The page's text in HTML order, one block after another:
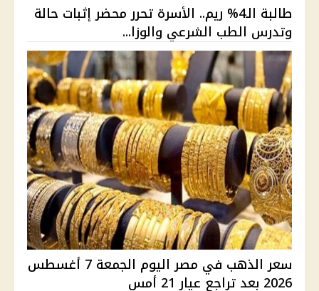
طالبة الـ4% ريم.. الأسرة تحرر محضر إثبات حالة
وتدرس الطب الشرعي والوزا...
سعر الذهب في مصر اليوم الجمعة 7 أغسطس
2026 بعد تراجع عيار 21 أمس